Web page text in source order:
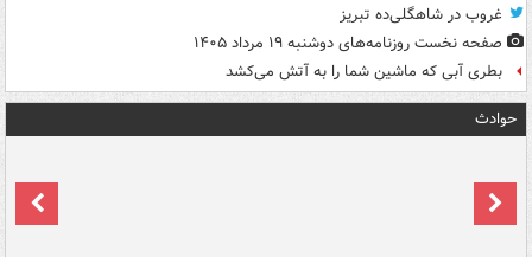
غروب در شاهگلی‌ده تبریز
صفحه نخست روزنامه‌های دوشنبه ۱۹ مرداد ۱۴۰۵
بطری آبی که ماشین شما را به آتش می‌کشد
حوادث